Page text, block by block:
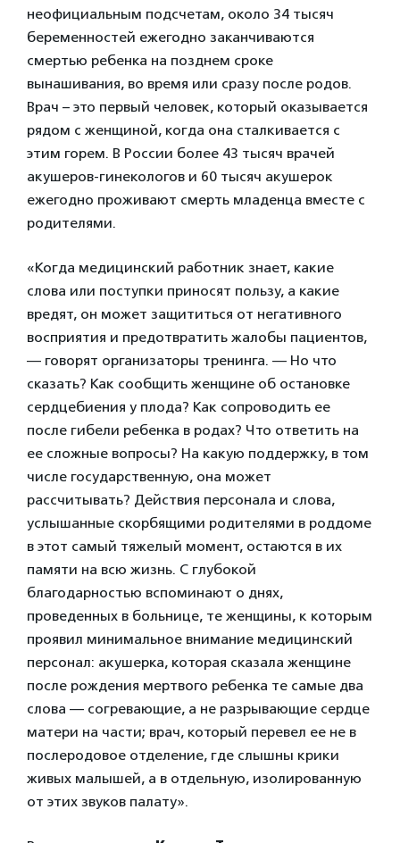
неофициальным подсчетам, около 34 тысяч
беременностей ежегодно заканчиваются
смертью ребенка на позднем сроке
вынашивания, во время или сразу после родов.
Врач – это первый человек, который оказывается
рядом с женщиной, когда она сталкивается с
этим горем. В России более 43 тысяч врачей
акушеров-гинекологов и 60 тысяч акушерок
ежегодно проживают смерть младенца вместе с
родителями.
«Когда медицинский работник знает, какие
слова или поступки приносят пользу, а какие
вредят, он может защититься от негативного
восприятия и предотвратить жалобы пациентов,
— говорят организаторы тренинга. — Но что
сказать? Как сообщить женщине об остановке
сердцебиения у плода? Как сопроводить ее
после гибели ребенка в родах? Что ответить на
ее сложные вопросы? На какую поддержку, в том
числе государственную, она может
рассчитывать? Действия персонала и слова,
услышанные скорбящими родителями в роддоме
в этот самый тяжелый момент, остаются в их
памяти на всю жизнь. С глубокой
благодарностью вспоминают о днях,
проведенных в больнице, те женщины, к которым
проявил минимальное внимание медицинский
персонал: акушерка, которая сказала женщине
после рождения мертвого ребенка те самые два
слова — согревающие, а не разрывающие сердце
матери на части; врач, который перевел ее не в
послеродовое отделение, где слышны крики
живых малышей, а в отдельную, изолированную
от этих звуков палату».